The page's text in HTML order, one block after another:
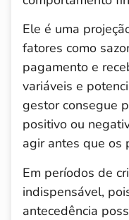
Ele é uma
fatores como
pagamento e
variáveis e
gestor consegue
positivo ou
agir antes que os
Em períodos de
indispensável,
antecedência